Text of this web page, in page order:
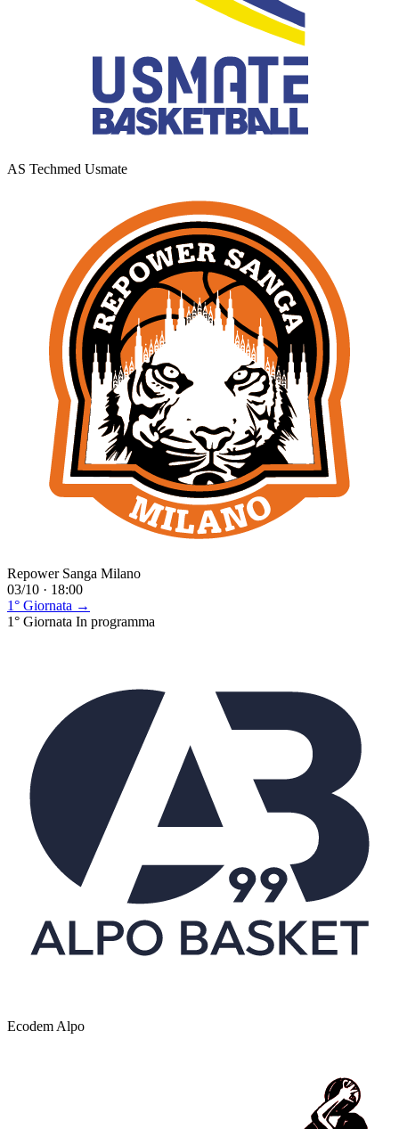
AS Techmed Usmate
Repower Sanga Milano
03/10 · 18:00
1° Giornata →
1° Giornata In programma
Ecodem Alpo